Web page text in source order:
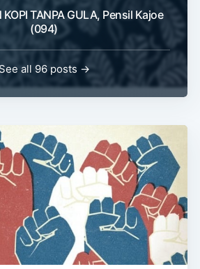
KOPI TANPA GULA, Pensil Kajoe
(094)
See all 96 posts →